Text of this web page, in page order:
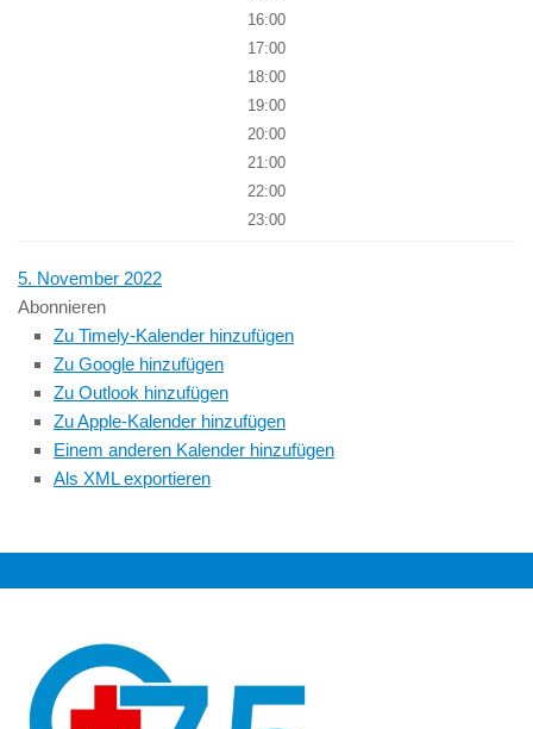
16:00
17:00
18:00
19:00
20:00
21:00
22:00
23:00
5. November 2022
Abonnieren
Zu Timely-Kalender hinzufügen
Zu Google hinzufügen
Zu Outlook hinzufügen
Zu Apple-Kalender hinzufügen
Einem anderen Kalender hinzufügen
Als XML exportieren